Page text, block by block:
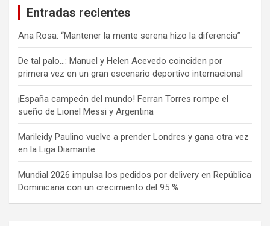
Entradas recientes
Ana Rosa: “Mantener la mente serena hizo la diferencia”
De tal palo…: Manuel y Helen Acevedo coinciden por
primera vez en un gran escenario deportivo internacional
¡España campeón del mundo! Ferran Torres rompe el
sueño de Lionel Messi y Argentina
Marileidy Paulino vuelve a prender Londres y gana otra vez
en la Liga Diamante
Mundial 2026 impulsa los pedidos por delivery en República
Dominicana con un crecimiento del 95 %